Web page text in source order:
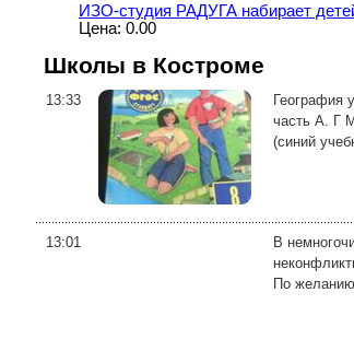
ИЗО-студия РАДУГА набирает
Цена: 0.00
Школы в Костроме
13:33
География
часть А. Г
(синий
13:01
В
По